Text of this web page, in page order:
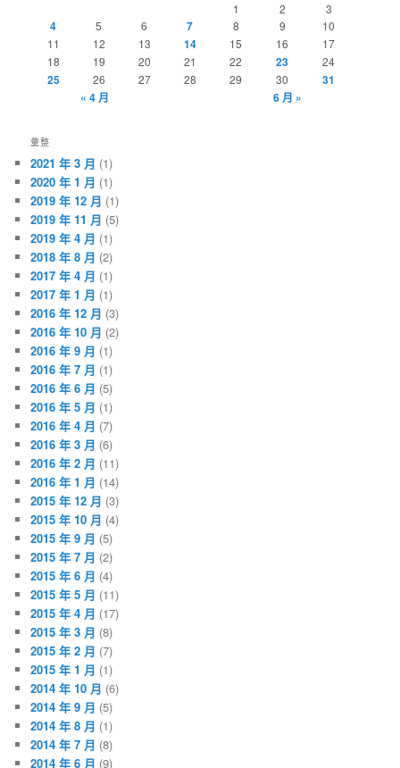
1 2 3
4 5 6 7 8 9
10
11
12 13 14 15 16
17
18
19 20 21 22 23 24
25 26 27 28 29 30
31
« 4 月
6 月 »
彙整
2021 年 3 月 (1)
2020 年 1 月 (1)
2019 年 12 月 (1)
2019 年 11 月 (5)
2019 年 4 月 (1)
2018 年 8 月 (2)
2017 年 4 月 (1)
2017 年 1 月 (1)
2016 年 12 月 (3)
2016 年 10 月 (2)
2016 年 9 月 (1)
2016 年 7 月 (1)
2016 年 6 月 (5)
2016 年 5 月 (1)
2016 年 4 月 (7)
2016 年 3 月 (6)
2016 年 2 月 (11)
2016 年 1 月 (14)
2015 年 12 月 (3)
2015 年 10 月 (4)
2015 年 9 月 (5)
2015 年 7 月 (2)
2015 年 6 月 (4)
2015 年 5 月 (11)
2015 年 4 月 (17)
2015 年 3 月 (8)
2015 年 2 月 (7)
2015 年 1 月 (1)
2014 年 10 月 (6)
2014 年 9 月 (5)
2014 年 8 月 (1)
2014 年 7 月 (8)
2014 年 6 月 (9)